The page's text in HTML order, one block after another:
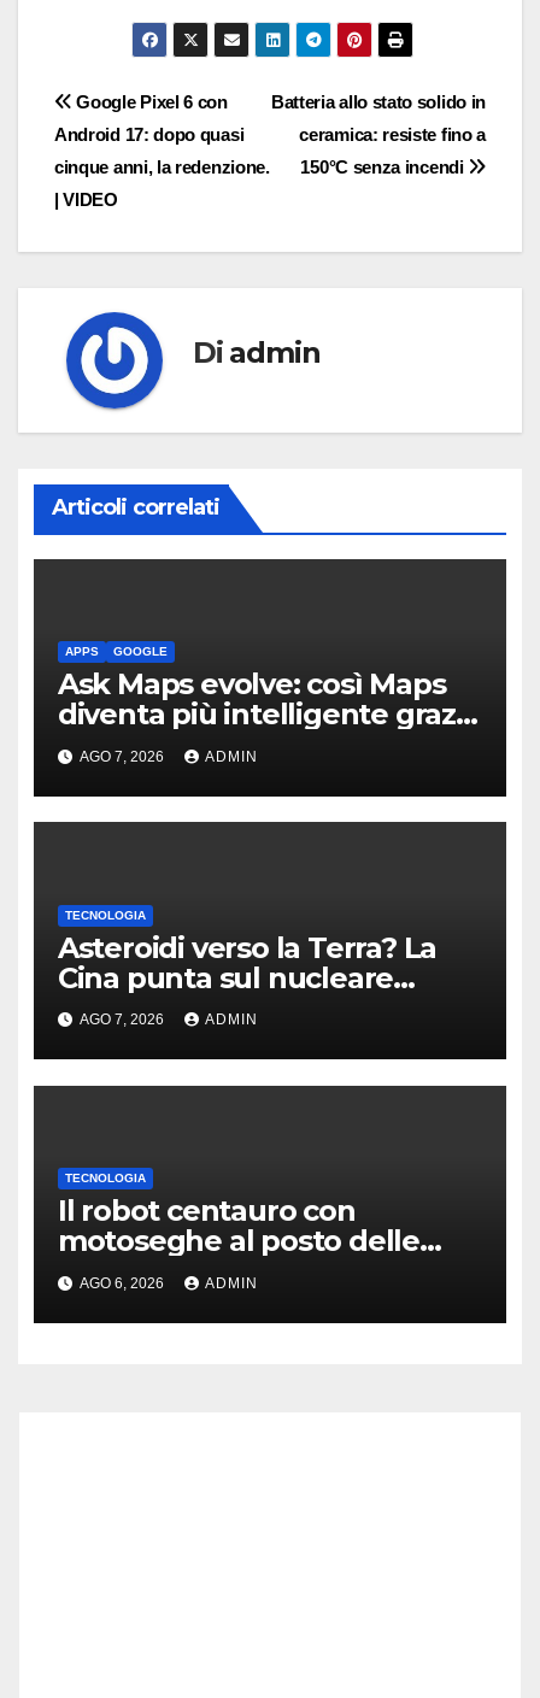
Navigazione
articoli
Batteria allo stato solido in
ceramica: resiste fino a
150°C senza incendi
Google Pixel 6 con
Android 17: dopo quasi
cinque anni, la redenzione.
| VIDEO
Di admin
Articoli correlati
APPS GOOGLE
Ask Maps evolve: così Maps
diventa più intelligente grazie
a Gemini
AGO 7, 2026 ADMIN
TECNOLOGIA
Asteroidi verso la Terra? La
Cina punta sul nucleare
sotterraneo, alla
Armageddon!
AGO 7, 2026 ADMIN
TECNOLOGIA
Il robot centauro con
motoseghe al posto delle
mani è pronto per le missioni
impossibili
AGO 6, 2026 ADMIN